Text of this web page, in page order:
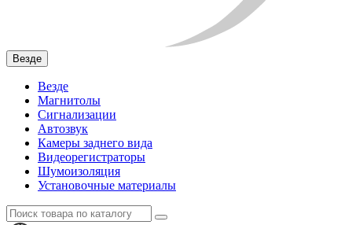
Везде
Везде
Магнитолы
Сигнализации
Автозвук
Камеры заднего вида
Видеорегистраторы
Шумоизоляция
Установочные материалы